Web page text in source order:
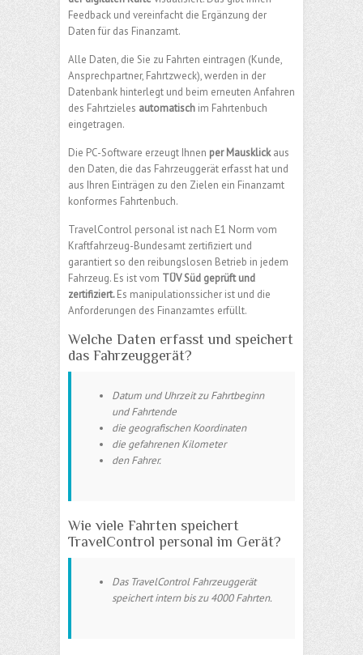
Feedback und vereinfacht die Ergänzung der
Daten für das Finanzamt.
Alle Daten, die Sie zu Fahrten eintragen (Kunde,
Ansprechpartner, Fahrtzweck), werden in der
Datenbank hinterlegt und beim erneuten Anfahren
des Fahrtzieles automatisch im Fahrtenbuch
eingetragen.
Die PC-Software erzeugt Ihnen per Mausklickaus
den Daten, die das Fahrzeuggerät erfasst hat und
aus Ihren Einträgen zu den Zielen ein Finanzamt
konformes Fahrtenbuch.
TravelControl personal ist nach E1 Norm vom
Kraftfahrzeug-Bundesamt zertifiziert und
garantiert so den reibungslosen Betrieb in jedem
Fahrzeug. Es ist vom TÜV Süd geprüft und
zertifiziert.Es manipulationssicher ist und die
Anforderungen des Finanzamtes erfüllt.
Welche Daten erfasst und speichert
das Fahrzeuggerät?
Datum und Uhrzeit zu Fahrtbeginn
und Fahrtende
die geografischen Koordinaten
die gefahrenen Kilometer
den Fahrer.
Wie viele Fahrten speichert
TravelControl personal im Gerät?
Das TravelControl Fahrzeuggerät
speichert intern bis zu 4000 Fahrten.